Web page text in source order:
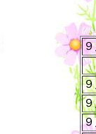
９
９